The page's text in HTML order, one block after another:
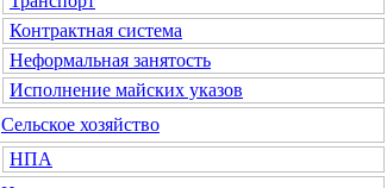
Контрактная система
Неформальная занятость
Исполнение майских указов
Сельское хозяйство
НПА